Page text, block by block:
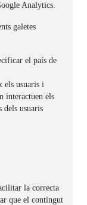
Analytics.
galetes
el país de
els usuaris i
interactuen els
dels usuaris
la correcta
que el contingut